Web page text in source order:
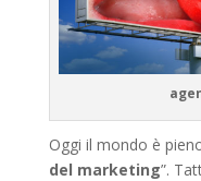
Oggi il mondo è
del marketing”.